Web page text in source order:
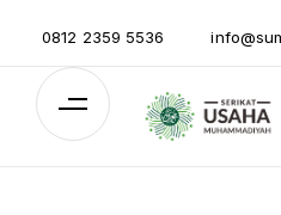
0812 2359 5536